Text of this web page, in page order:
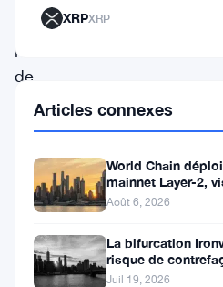
protocole
de
pointe
promet
combler
fossé
entre
XRPXRP
Articles connexes
World Chain
mainnet Layer-2,
seconde
Août 6, 2026
La bifurcation
risque de
avant l’activation
Juil 19, 2026